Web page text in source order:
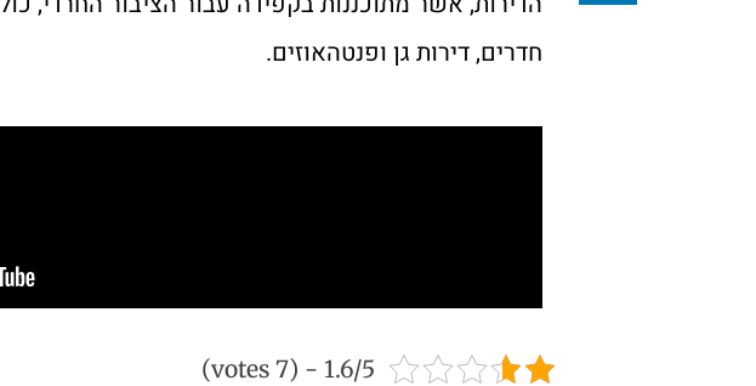
חדרים, דירות גן ופנטהאוזים.
1.6/5 - (7 votes)